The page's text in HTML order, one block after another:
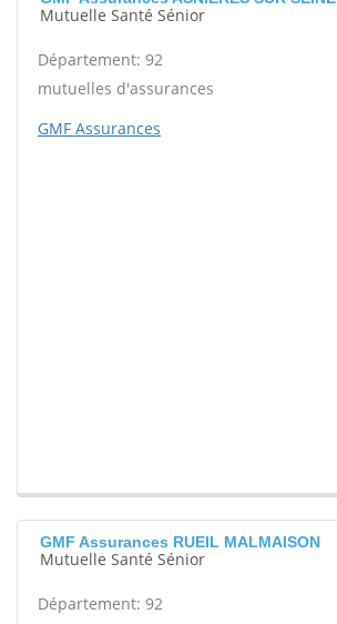
Mutuelle Santé Sénior
Département: 92
mutuelles d'assurances
GMF Assurances
GMF Assurances RUEIL MALMAISON
Mutuelle Santé Sénior
Département: 92